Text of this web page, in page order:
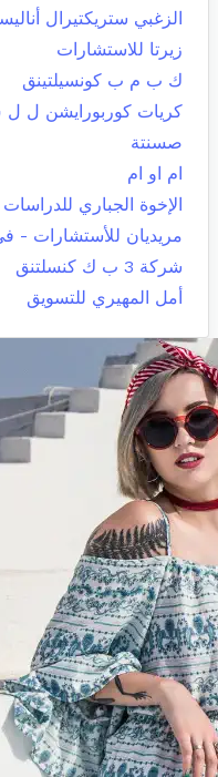
الزغبي ستريكتيرال
زيرتا للاستشارات
ك ب م ب كونسيلتينق
كريات كوربورايشن ل
صسنتة
ام او ام
الإخوة الجباري للدراسات
مريديان للأستشارات -
شركة 3 ب ك كنسلتنق
أمل المهيري للتسويق